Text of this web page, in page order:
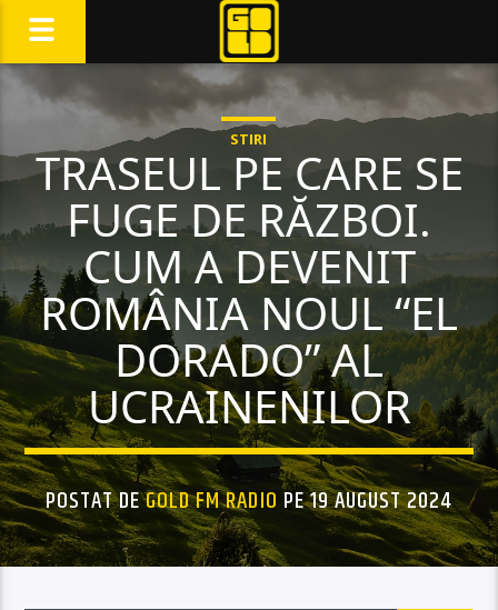
STIRI
TRASEUL PE CARE SE
FUGE DE RĂZBOI.
CUM A DEVENIT
ROMÂNIA NOUL “EL
DORADO” AL
UCRAINENILOR
POSTAT DEGOLD FM RADIOPE 19 AUGUST 2024